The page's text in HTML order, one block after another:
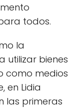
todos.
la
utilizar bienes
como medios
en Lidia
las primeras